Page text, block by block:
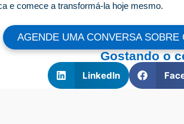
e comece a transformá-la hoje mesmo.
AGENDE UMA CONVERSA
Gostando o
LinkedIn